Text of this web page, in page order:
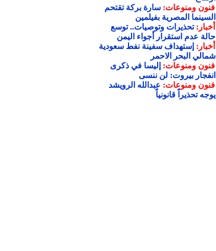
فنون ومنوعات:سارة بركة تقتحم
السينما المصرية بفيلمين
أخبار:تحذيرات وتوصيات.. توسع
حالة عدم استقرار أجواء اليمن
أخبار: إستهداف سفينة نفط سعودية
شمالي البحر الاحمر
فنون ومنوعات: إليسا في ذكرى
انفجار بيروت: لن ننسى
فنون ومنوعات: عبدالله الرويشد
يوجه تحذيراً قانونياً